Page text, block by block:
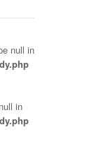
«О
null in
in